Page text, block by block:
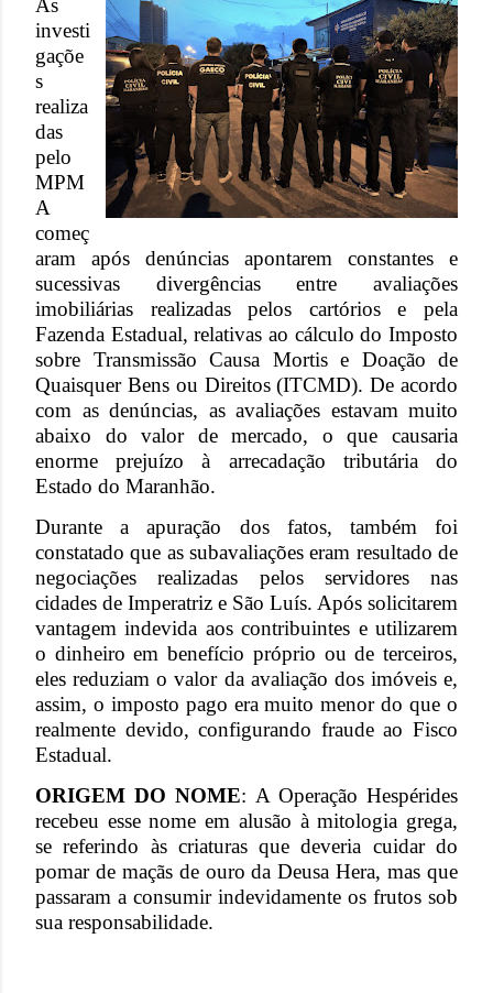
As
investi
gaçõe
s
realiza
das
pelo
MPM
A
começ
aram após denúncias apontarem constantes e
sucessivas divergências entre avaliações
imobiliárias realizadas pelos cartórios e pela
Fazenda Estadual, relativas ao cálculo do Imposto
sobre Transmissão Causa Mortis e Doação de
Quaisquer Bens ou Direitos (ITCMD). De acordo
com as denúncias, as avaliações estavam muito
abaixo do valor de mercado, o que causaria
enorme prejuízo à arrecadação tributária do
Estado do Maranhão.
Durante a apuração dos fatos, também foi
constatado que as subavaliações eram resultado de
negociações realizadas pelos servidores nas
cidades de Imperatriz e São Luís. Após solicitarem
vantagem indevida aos contribuintes e utilizarem
o dinheiro em benefício próprio ou de terceiros,
eles reduziam o valor da avaliação dos imóveis e,
assim, o imposto pago era muito menor do que o
realmente devido, configurando fraude ao Fisco
Estadual.
ORIGEM DO NOME: A Operação Hespérides
recebeu esse nome em alusão à mitologia grega,
se referindo às criaturas que deveria cuidar do
pomar de maçãs de ouro da Deusa Hera, mas que
passaram a consumir indevidamente os frutos sob
sua responsabilidade.